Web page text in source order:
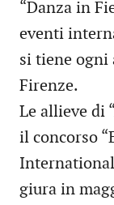
“Danza in
eventi
si tiene ogni
Firenze.
Le allieve di
il concorso
giura in